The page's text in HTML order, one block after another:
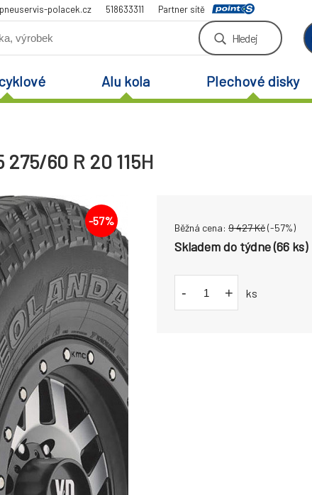
polacek.cz 518633311 Partner sítě
Hledej
Alu kola Plechové disky
60 R 20 115H
-57%
Běžná cena: 9 427Kč(-57%)
Skladem do týdne (66 ks)
- + ks